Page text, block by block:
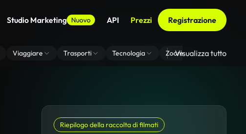
Studio Marketing Nuovo API Prezzi Registrazione
Viaggiare Trasporti Tecnologia Zoom Di Sfondo Virtuale
Visualizza tutto
Riepilogo della raccolta di filmati